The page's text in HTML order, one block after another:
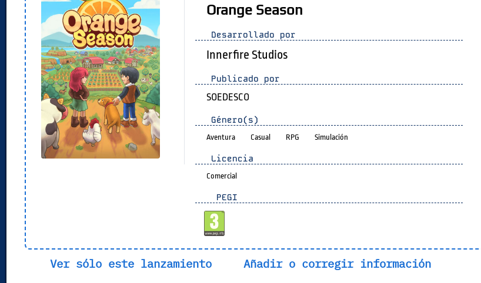
Orange Season
Desarrollado por
Innerfire Studios
Publicado por
SOEDESCO
Género(s)
Aventura Casual RPG Simulación
Licencia
Comercial
PEGI
Ver sólo este lanzamiento Añadir o corregir información